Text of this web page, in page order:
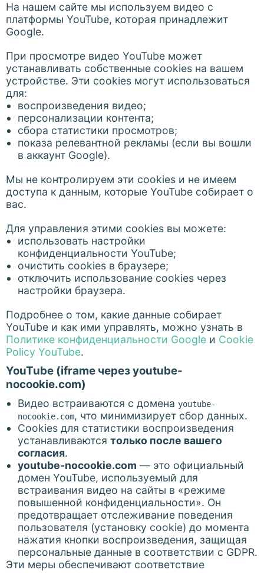
На нашем сайте мы используем видео с
платформы YouTube, которая принадлежит
Google.
При просмотре видео YouTube может
устанавливать собственные cookies на вашем
устройстве. Эти cookies могут использоваться
для:
воспроизведения видео;
персонализации контента;
сбора статистики просмотров;
показа релевантной рекламы (если вы вошли
в аккаунт Google).
Мы не контролируем эти cookies и не имеем
доступа к данным, которые YouTube собирает о
вас.
Для управления этими cookies вы можете:
использовать настройки
конфиденциальности YouTube;
очистить cookies в браузере;
отключить использование cookies через
настройки браузера.
Подробнее о том, какие данные собирает
YouTube и как ими управлять, можно узнать в
Политике конфиденциальности Google и Cookie
Policy YouTube.
YouTube (iframe через youtube-
nocookie.com)
Видео встраиваются с домена youtube-
nocookie.com, что минимизирует сбор данных.
Cookies для статистики воспроизведения
устанавливаются только после вашего
согласия.
youtube-nocookie.com — это официальный
домен YouTube, используемый для
встраивания видео на сайты в «режиме
повышенной конфиденциальности». Он
предотвращает отслеживание поведения
пользователя (установку cookie) до момента
нажатия кнопки воспроизведения, защищая
персональные данные в соответствии с GDPR.
Эти меры обеспечивают соответствие